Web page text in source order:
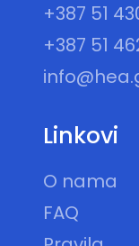
+387 51
+387 51
Linkovi
O nama
FAQ